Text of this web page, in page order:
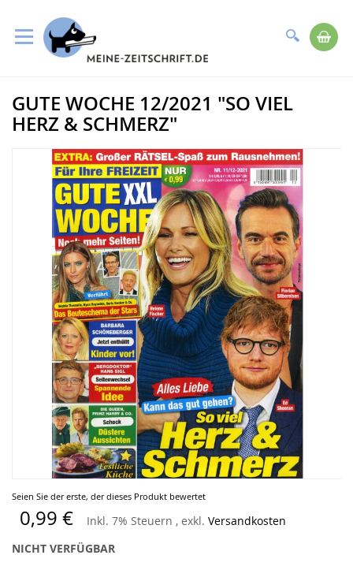
Suche
zum
Inhalt
Seien Sie der erste, der dieses Produkt bewertet
0,99 € Inkl. 7% Steuern , exkl. Versandkosten
NICHT VERFÜGBAR
Zum
Ende
der
Bildergalerie
springen
GUTE WOCHE 12/2021 "SO VIEL
HERZ & SCHMERZ"
Zum
Anfang
der
Bildergalerie
springen